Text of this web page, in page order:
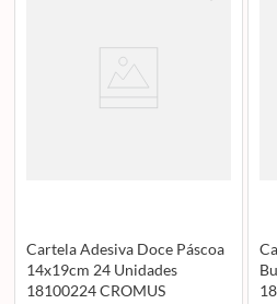
Cartela Adesiva Doce Páscoa
14x19cm 24 Unidades
18100224 CROMUS